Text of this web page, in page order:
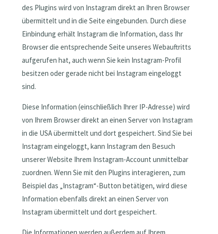
des Plugins wird von Instagram direkt an Ihren Browser
übermittelt und in die Seite eingebunden. Durch diese
Einbindung erhält Instagram die Information, dass Ihr
Browser die entsprechende Seite unseres Webauftritts
aufgerufen hat, auch wenn Sie kein Instagram-Profil
besitzen oder gerade nicht bei Instagram eingeloggt
sind.
Diese Information (einschließlich Ihrer IP-Adresse) wird
von Ihrem Browser direkt an einen Server von Instagram
in die USA übermittelt und dort gespeichert. Sind Sie bei
Instagram eingeloggt, kann Instagram den Besuch
unserer Website Ihrem Instagram-Account unmittelbar
zuordnen. Wenn Sie mit den Plugins interagieren, zum
Beispiel das „Instagram“-Button betätigen, wird diese
Information ebenfalls direkt an einen Server von
Instagram übermittelt und dort gespeichert.